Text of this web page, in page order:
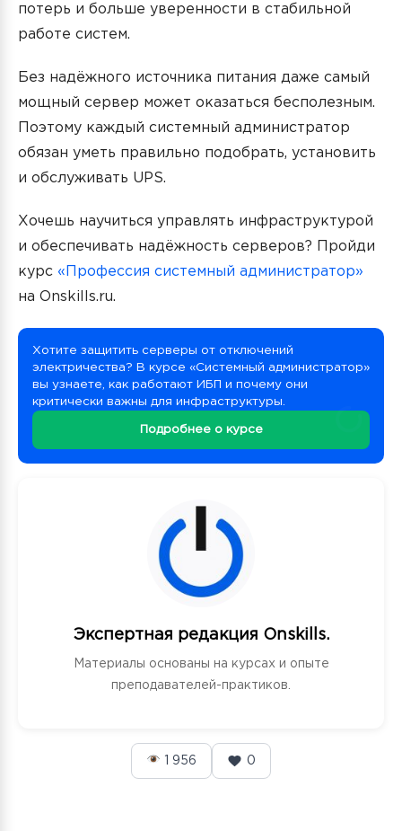
потерь и больше уверенности в стабильной
работе систем.
Без надёжного источника питания даже самый
мощный сервер может оказаться бесполезным.
Поэтому каждый системный администратор
обязан уметь правильно подобрать, установить
и обслуживать UPS.
Хочешь научиться управлять инфраструктурой
и обеспечивать надёжность серверов? Пройди
курс «Профессия системный администратор»
на Onskills.ru.
Хотите защитить серверы от отключений
электричества? В курсе «Системный администратор»
вы узнаете, как работают ИБП и почему они
критически важны для инфраструктуры.
Подробнее о курсе
Экспертная редакция Onskills.
Материалы основаны на курсах и опыте
преподавателей-практиков.
1 956 0